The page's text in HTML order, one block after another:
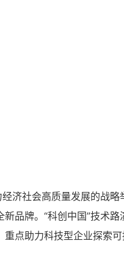
经济社会高质量发展的战
品牌。“科创中国”技术
重点助力科技型企业探索